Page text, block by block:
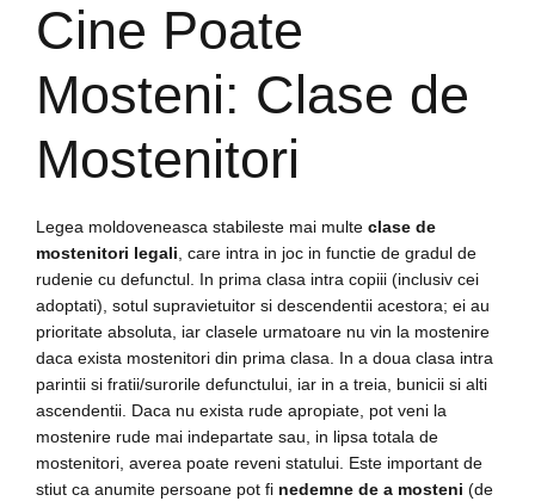
Cine Poate
Mosteni: Clase de
Mostenitori
Legea moldoveneasca stabileste mai multe clase de
mostenitori legali , care intra in joc in functie de gradul de
rudenie cu defunctul. In prima clasa intra copiii (inclusiv cei
adoptati), sotul supravietuitor si descendentii acestora; ei au
prioritate absoluta, iar clasele urmatoare nu vin la mostenire
daca exista mostenitori din prima clasa. In a doua clasa intra
parintii si fratii/surorile defunctului, iar in a treia, bunicii si alti
ascendentii. Daca nu exista rude apropiate, pot veni la
mostenire rude mai indepartate sau, in lipsa totala de
mostenitori, averea poate reveni statului. Este important de
stiut ca anumite persoane pot fi nedemne de a mosteni (de